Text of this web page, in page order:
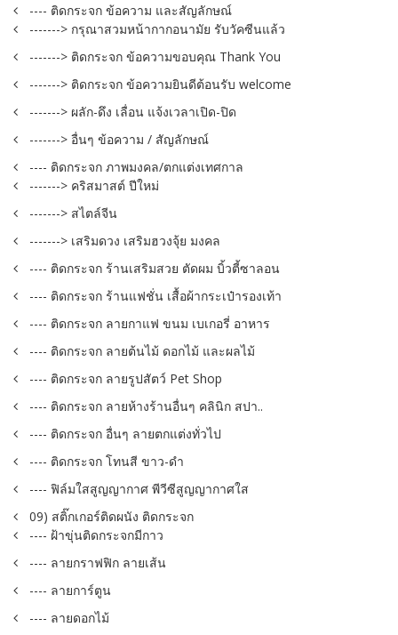
---- ติดกระจก ข้อความ และสัญลักษณ์
-------> กรุณาสวมหน้ากากอนามัย รับวัคซีนแล้ว
-------> ติดกระจก ข้อความขอบคุณ Thank You
-------> ติดกระจก ข้อความยินดีต้อนรับ welcome
-------> ผลัก-ดึง เลื่อน แจ้งเวลาเปิด-ปิด
-------> อื่นๆ ข้อความ / สัญลักษณ์
---- ติดกระจก ภาพมงคล/ตกแต่งเทศกาล
-------> คริสมาสต์ ปีใหม่
-------> สไตล์จีน
-------> เสริมดวง เสริมฮวงจุ้ย มงคล
---- ติดกระจก ร้านเสริมสวย ตัดผม บิ้วตี้ซาลอน
---- ติดกระจก ร้านแฟชั่น เสื้อผ้ากระเป๋ารองเท้า
---- ติดกระจก ลายกาแฟ ขนม เบเกอรี่ อาหาร
---- ติดกระจก ลายต้นไม้ ดอกไม้ และผลไม้
---- ติดกระจก ลายรูปสัตว์ Pet Shop
---- ติดกระจก ลายห้างร้านอื่นๆ คลินิก สปา..
---- ติดกระจก อื่นๆ ลายตกแต่งทั่วไป
---- ติดกระจก โทนสี ขาว-ดำ
---- ฟิล์มใสสูญญากาศ พีวีซีสูญญากาศใส
09) สติ๊กเกอร์ติดผนัง ติดกระจก
---- ฝ้าขุ่นติดกระจกมีกาว
---- ลายกราฟฟิก ลายเส้น
---- ลายการ์ตูน
---- ลายดอกไม้